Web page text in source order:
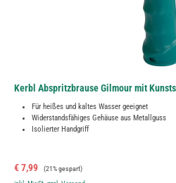
Kerbl Abspritzbrause Gilmour mit
Für heißes und kaltes Wasser geeignet
Widerstandsfähiges Gehäuse aus Metallguss
Isolierter Handgriff
Verkaufspreis:
€ 7,99 Regulärer Preis:
(21% gespart)